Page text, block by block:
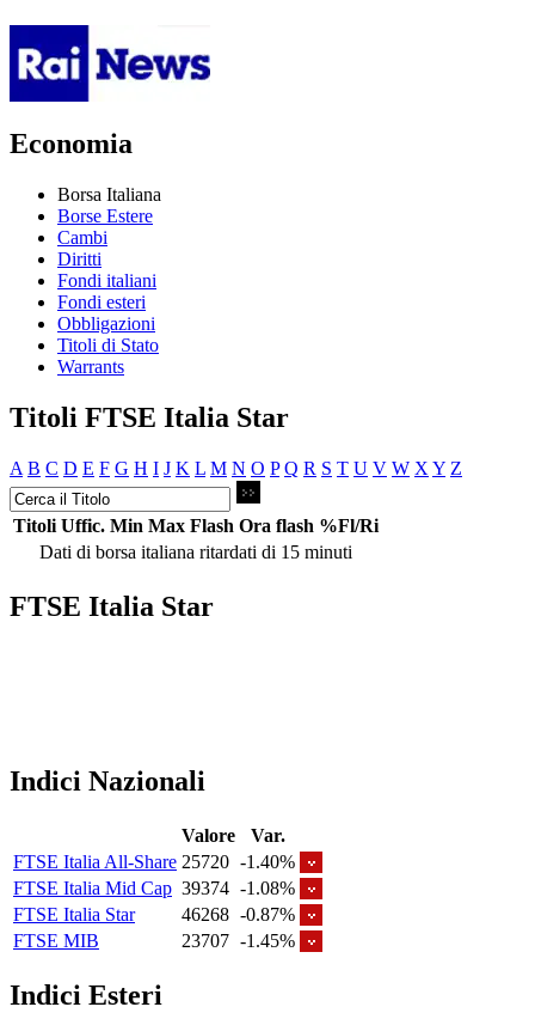
Economia
Borsa Italiana
Borse Estere
Cambi
Diritti
Fondi italiani
Fondi esteri
Obbligazioni
Titoli di Stato
Warrants
Titoli FTSE Italia Star
A B C D E F G H I J K L M N O P Q R S T U V W X Y Z
Titoli Uffic. Min Max Flash Ora flash %Fl/Ri
Dati di borsa italiana ritardati di 15 minuti
FTSE Italia Star
Indici Nazionali
Valore
Var.
FTSE Italia All-Share 25720 -1.40%
FTSE Italia Mid Cap 39374 -1.08%
FTSE Italia Star
46268 -0.87%
FTSE MIB
23707 -1.45%
Indici Esteri